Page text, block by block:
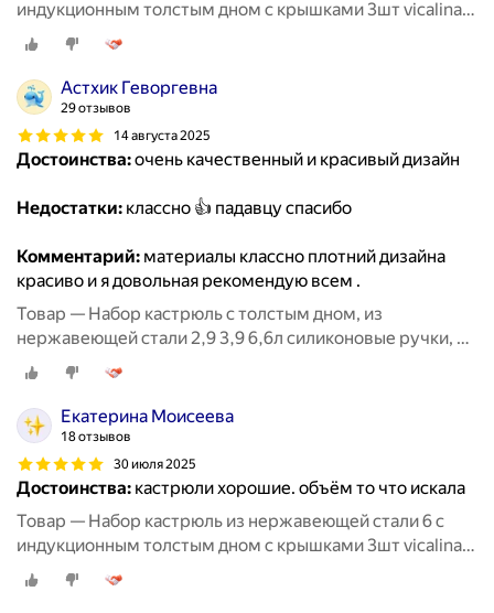
индукционным толстым дном с крышками 3шт vicalina
из нержавейки для приготовлени
Астхик Геворгевна
29 отзывов
14 августа 2025
Достоинства:очень качественный и красивый дизайн
Недостатки: классно 👍 падавцу спасибо
Комментарий: материалы классно плотний дизайна
красиво и я довольная рекомендую всем .
Товар — Набор кастрюль с толстым дном, из
нержавеющей стали 2,9 3,9 6,6л силиконовые ручки, с
крышкой, для индукции, кухонная утварь
Екатерина Моисеева
18 отзывов
30 июля 2025
Достоинства: кастрюли хорошие. объём то что искала
Товар — Набор кастрюль из нержавеющей стали 6 с
индукционным толстым дном с крышками 3шт vicalina
из нержавейки для приготовлени